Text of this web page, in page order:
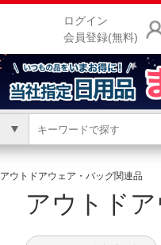
ログイン
会員登録(無料)
アウトドアウェア・バッグ関連品
アウトド